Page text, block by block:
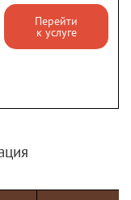
и
Перейти
к услуге